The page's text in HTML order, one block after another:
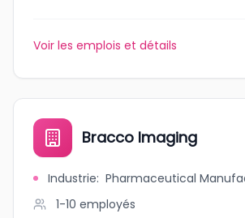
Voir les emplois et détails
Bracco Imaging
Industrie: Pharmaceutical
1-10 employés